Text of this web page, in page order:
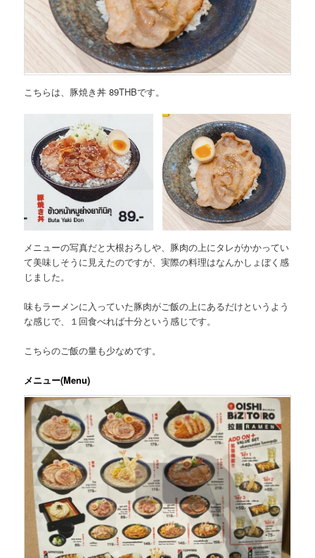
こちらは、 豚焼き丼 89THBです。
メニューの写真だと大根おろしや、豚肉の上にタレがかかってい
て美味しそうに見えたのですが、実際の料理はなんかしょぼく感
じました。
味もラーメンに入っていた豚肉がご飯の上にあるだけというよう
な感じで、１回食べれば十分という感じです。
こちらのご飯の量も少なめです。
メニュー(Menu)